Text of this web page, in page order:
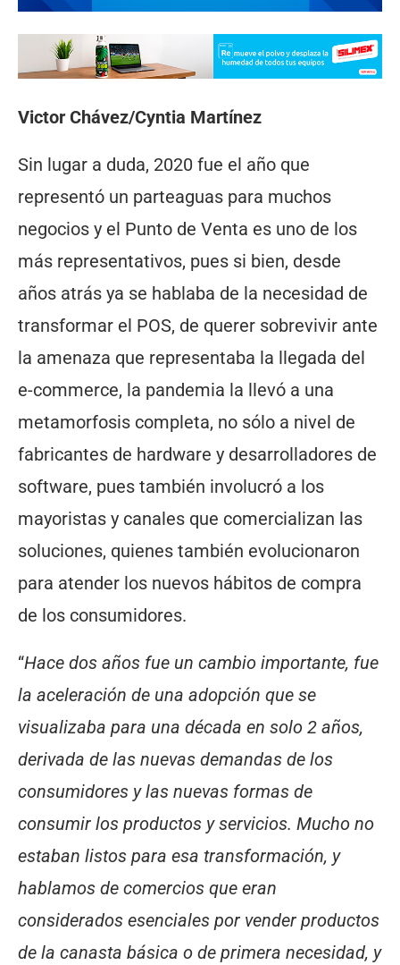
Victor Chávez/Cyntia Martínez
Sin lugar a duda, 2020 fue el año que
representó un parteaguas para muchos
negocios y el Punto de Venta es uno de los
más representativos, pues si bien, desde
años atrás ya se hablaba de la necesidad de
transformar el POS, de querer sobrevivir ante
la amenaza que representaba la llegada del
e-commerce, la pandemia la llevó a una
metamorfosis completa, no sólo a nivel de
fabricantes de hardware y desarrolladores de
software, pues también involucró a los
mayoristas y canales que comercializan las
soluciones, quienes también evolucionaron
para atender los nuevos hábitos de compra
de los consumidores.
“Hace dos años fue un cambio importante, fue
la aceleración de una adopción que se
visualizaba para una década en solo 2 años,
derivada de las nuevas demandas de los
consumidores y las nuevas formas de
consumir los productos y servicios. Mucho no
estaban listos para esa transformación, y
hablamos de comercios que eran
considerados esenciales por vender productos
de la canasta básica o de primera necesidad, y